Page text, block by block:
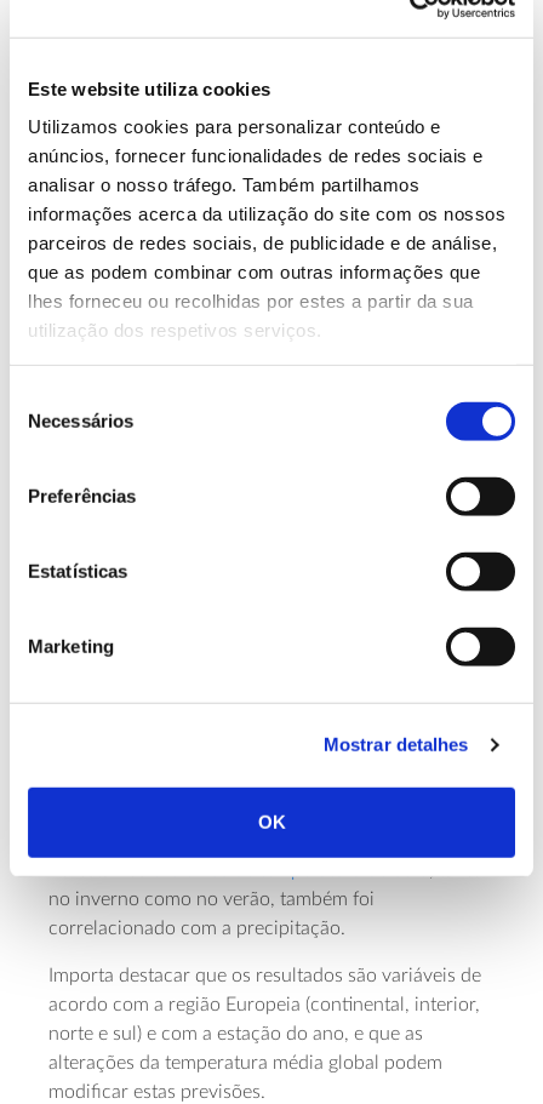
Este website utiliza cookies
Utilizamos cookies para personalizar conteúdo e
anúncios, fornecer funcionalidades de redes sociais e
analisar o nosso tráfego. Também partilhamos
informações acerca da utilização do site com os nossos
parceiros de redes sociais, de publicidade e de análise,
que as podem combinar com outras informações que
lhes forneceu ou recolhidas por estes a partir da sua
utilização dos respetivos serviços.
Necessários
Preferências
Estatísticas
Marketing
Mostrar detalhes
OK
Em termos globais, os resultados sugerem que a
promover um aumento de precipitação no verão, em
aumentado devido às alterações climáticas.
árvores nos movimentos das massas de ar e com o
facto de asárvores promoverem mais
do que outras formas de
no inverno como no verão, também foi
correlacionado com a precipitação.
Importa destacar que os resultados são variáveis de
acordo com a região Europeia (continental, interior,
norte e sul) e com a estação do ano, e que as
alterações da temperatura média global podem
modificar estas previsões.